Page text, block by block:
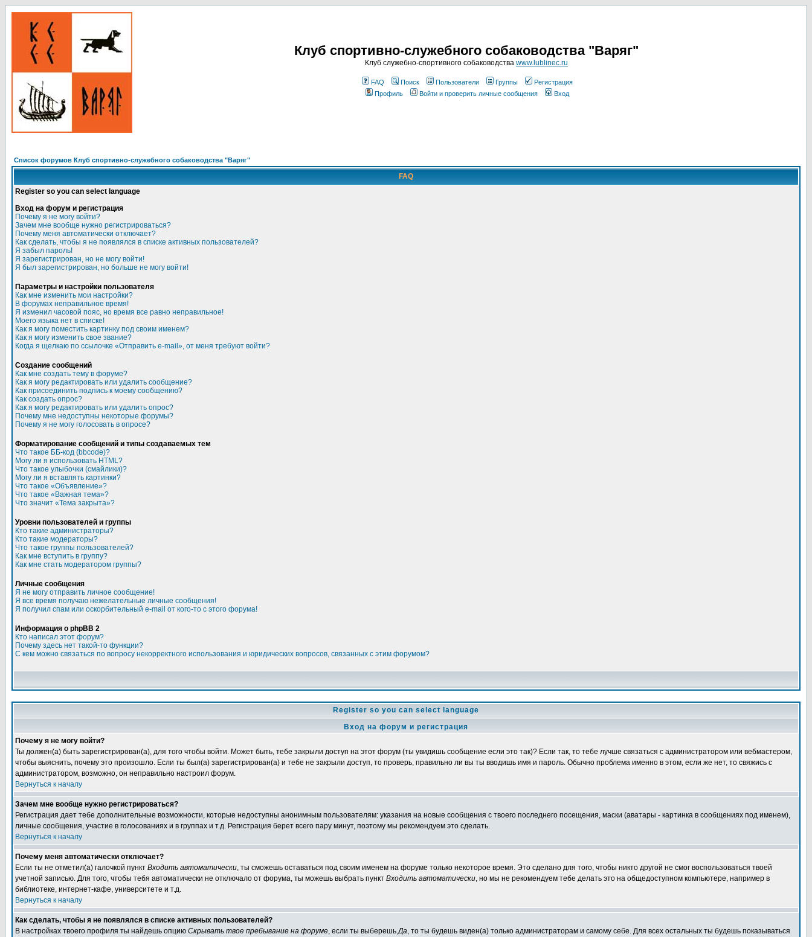
Клуб спортивно-служебного собаководства "Варяг"
Клуб служебно-спортивного собаководства www.lublinec.ru
FAQ Поиск Пользователи Группы
Регистрация
Профиль
Войти и проверить личные сообщения Вход
Список форумов Клуб спортивно-служебного собаководства "Варяг"
FAQ
Register so you can select language
Вход на форум и регистрация
Почему я не могу войти?
Зачем мне вообще нужно регистрироваться?
Почему меня автоматически отключает?
Как сделать, чтобы я не появлялся в списке активных пользователей?
Я забыл пароль!
Я зарегистрирован, но не могу войти!
Я был зарегистрирован, но больше не могу войти!
Параметры и настройки пользователя
Как мне изменить мои настройки?
В форумах неправильное время!
Я изменил часовой пояс, но время все равно неправильное!
Моего языка нет в списке!
Как я могу поместить картинку под своим именем?
Как я могу изменить свое звание?
Когда я щелкаю по ссылочке «Отправить e-mail», от меня требуют войти?
Создание сообщений
Как мне создать тему в форуме?
Как я могу редактировать или удалить сообщение?
Как присоединить подпись к моему сообщению?
Как создать опрос?
Как я могу редактировать или удалить опрос?
Почему мне недоступны некоторые форумы?
Почему я не могу голосовать в опросе?
Форматирование сообщений и типы создаваемых тем
Что такое ББ-код (bbcode)?
Могу ли я использовать HTML?
Что такое улыбочки (смайлики)?
Могу ли я вставлять картинки?
Что такое «Объявление»?
Что такое «Важная тема»?
Что значит «Тема закрыта»?
Уровни пользователей и группы
Кто такие администраторы?
Кто такие модераторы?
Что такое группы пользователей?
Как мне вступить в группу?
Как мне стать модератором группы?
Личные сообщения
Я не могу отправить личное сообщение!
Я все время получаю нежелательные личные сообщения!
Я получил спам или оскорбительный e-mail от кого-то с этого форума!
Информация о phpBB 2
Кто написал этот форум?
Почему здесь нет такой-то функции?
С кем можно связаться по вопросу некорректного использования и юридических вопросов, связанных с этим форумом?
Register so you can select language
Вход на форум и регистрация
Почему я не могу войти?
Ты должен(а) быть зарегистрирован(а), для того чтобы войти. Может быть, тебе закрыли доступ на этот форум (ты увидишь сообщение если это так)? Если так, то тебе лучше связаться с администратором или вебмастером,
чтобы выяснить, почему это произошло. Если ты был(а) зарегистрирован(а) и тебе не закрыли доступ, то проверь, правильно ли вы ты вводишь имя и пароль. Обычно проблема именно в этом, если же нет, то свяжись с
администратором, возможно, он неправильно настроил форум.
Вернуться к началу
Зачем мне вообще нужно регистрироваться?
Регистрация дает тебе дополнительные возможности, которые недоступны анонимным пользователям: указания на новые сообщения с твоего последнего посещения, маски (аватары - картинка в сообщениях под именем),
личные сообщения, участие в голосованиях и в группах и т.д. Регистрация берет всего пару минут, поэтому мы рекомендуем это сделать.
Вернуться к началу
Почему меня автоматически отключает?
Если ты не отметил(а) галочкой пункт Входить автоматически, ты сможешь оставаться под своим именем на форуме только некоторое время. Это сделано для того, чтобы никто другой не смог воспользоваться твоей
учетной записью. Для того, чтобы тебя автоматически не отключало от форума, ты можешь выбрать пункт Входить автоматически, но мы не рекомендуем тебе делать это на общедоступном компьютере, например в
библиотеке, интернет-кафе, университете и т.д.
Вернуться к началу
Как сделать, чтобы я не появлялся в списке активных пользователей?
В настройках твоего профиля ты найдешь опцию Скрывать твое пребывание на форуме, если ты выберешьДа, то ты будешь виден(а) только администраторам и самому себе. Для всех остальных ты будешь показываться